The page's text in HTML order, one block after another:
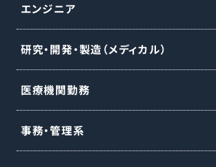
エンジニア
研究・開発・製造（メディカル）
医療機関勤務
事務・管理系